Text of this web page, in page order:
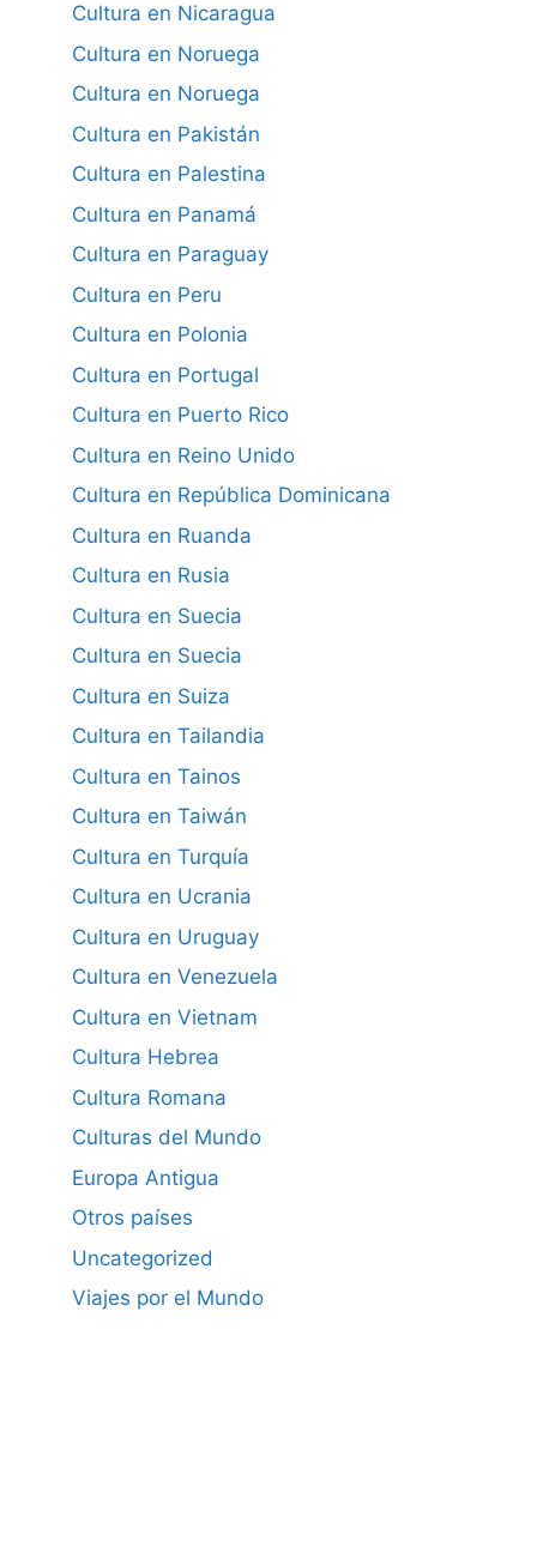
Cultura en Nicaragua
Cultura en Noruega
Cultura en Noruega
Cultura en Pakistán
Cultura en Palestina
Cultura en Panamá
Cultura en Paraguay
Cultura en Peru
Cultura en Polonia
Cultura en Portugal
Cultura en Puerto Rico
Cultura en Reino Unido
Cultura en República Dominicana
Cultura en Ruanda
Cultura en Rusia
Cultura en Suecia
Cultura en Suecia
Cultura en Suiza
Cultura en Tailandia
Cultura en Tainos
Cultura en Taiwán
Cultura en Turquía
Cultura en Ucrania
Cultura en Uruguay
Cultura en Venezuela
Cultura en Vietnam
Cultura Hebrea
Cultura Romana
Culturas del Mundo
Europa Antigua
Otros países
Uncategorized
Viajes por el Mundo